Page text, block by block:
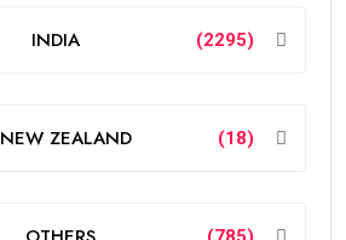
INDIA (2295)
NEW ZEALAND (18)